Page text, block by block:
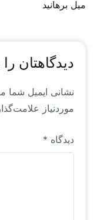
میل برهانید
دیدگاهتان
نشانی ایمیل شما
موردنیاز
دیدگاه *